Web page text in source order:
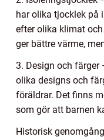
har olika tjocklek på
efter olika klimat
ger bättre värme,
3. Design och
olika designs och
föräldrar. Det finns
som gör att barnen
Historisk